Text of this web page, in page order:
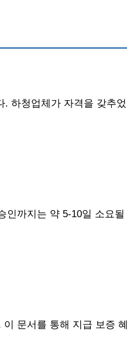
. 하청업체가 자격을 갖추었
인까지는 약 5-10일 소요될
문서를 통해 지급 보증 혜